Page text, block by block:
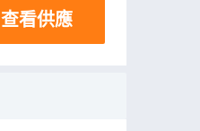
查看供應